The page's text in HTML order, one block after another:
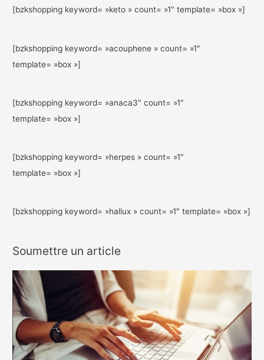
[bzkshopping keyword= »keto » count= »1″ template= »box »]
[bzkshopping keyword= »acouphene » count= »1″
template= »box »]
[bzkshopping keyword= »anaca3″ count= »1″
template= »box »]
[bzkshopping keyword= »herpes » count= »1″
template= »box »]
[bzkshopping keyword= »hallux » count= »1″ template= »box »]
Soumettre un article